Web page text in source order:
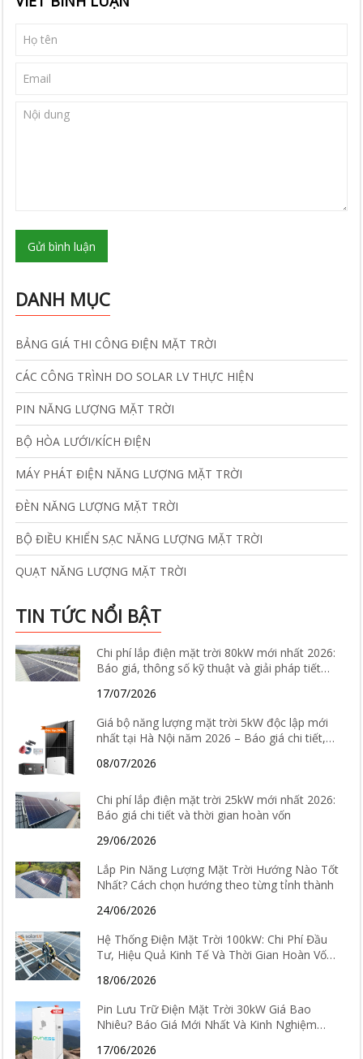
Gửi bình luận
DANH MỤC
BẢNG GIÁ THI CÔNG ĐIỆN MẶT TRỜI
CÁC CÔNG TRÌNH DO SOLAR LV THỰC HIỆN
PIN NĂNG LƯỢNG MẶT TRỜI
BỘ HÒA LƯỚI/KÍCH ĐIỆN
MÁY PHÁT ĐIỆN NĂNG LƯỢNG MẶT TRỜI
ĐÈN NĂNG LƯỢNG MẶT TRỜI
BỘ ĐIỀU KHIỂN SẠC NĂNG LƯỢNG MẶT TRỜI
QUẠT NĂNG LƯỢNG MẶT TRỜI
TIN TỨC NỔI BẬT
Chi phí lắp điện mặt trời 80kW mới nhất 2026:
Báo giá, thông số kỹ thuật và giải pháp tiết
17/07/2026
Giá bộ năng lượng mặt trời 5kW độc lập mới
nhất tại Hà Nội năm 2026 – Báo giá chi tiết,
08/07/2026
Chi phí lắp điện mặt trời 25kW mới nhất 2026:
Báo giá chi tiết và thời gian hoàn vốn
29/06/2026
Lắp Pin Năng Lượng Mặt Trời Hướng Nào Tốt
Nhất? Cách chọn hướng theo từng tỉnh thành
24/06/2026
Hệ Thống Điện Mặt Trời 100kW: Chi Phí Đầu
Tư, Hiệu Quả Kinh Tế Và Thời Gian Hoàn Vốn
18/06/2026
Pin Lưu Trữ Điện Mặt Trời 30kW Giá Bao
Nhiêu? Báo Giá Mới Nhất Và Kinh Nghiệm
17/06/2026